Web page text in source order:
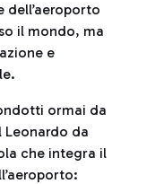
dell’aeroporto
il mondo, ma
e
ormai da
da
che integra il